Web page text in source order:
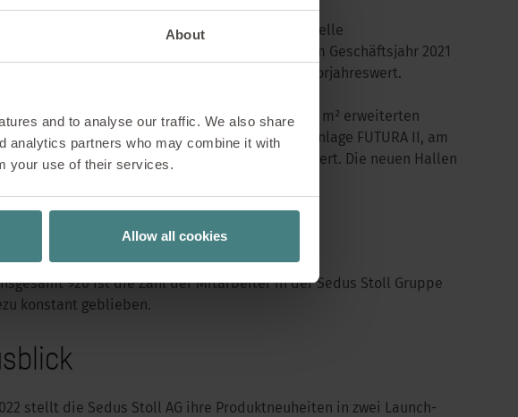
About
and to analyse our traffic. We also share
analytics partners who may combine it with
your use of their services.
Allow all cookies
Investitionen der Sedus Stoll Gruppe in immaterielle
und Sachanlagen betrugen im Geschäftsjahr 2021
MioEUR. Sie lagen damit 3,2 MioEUR über dem Vorjahreswert.
8,5 MioEUR wurden davon 2021 für die um 9.000 m² erweiterten
und Lagerhallen, so wie die Produktionsanlage FUTURA II, am
Produktionsstandort Geseke investiert. Die neuen Hallen
926 ist die Zahl der Mitarbeiter in der Sedus Stoll Gruppe
konstant geblieben.
stellt die Sedus Stoll AG ihre Produktneuheiten in zwei Launch-